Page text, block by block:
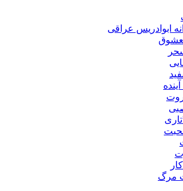
ابوادریس عراقی
مرگ